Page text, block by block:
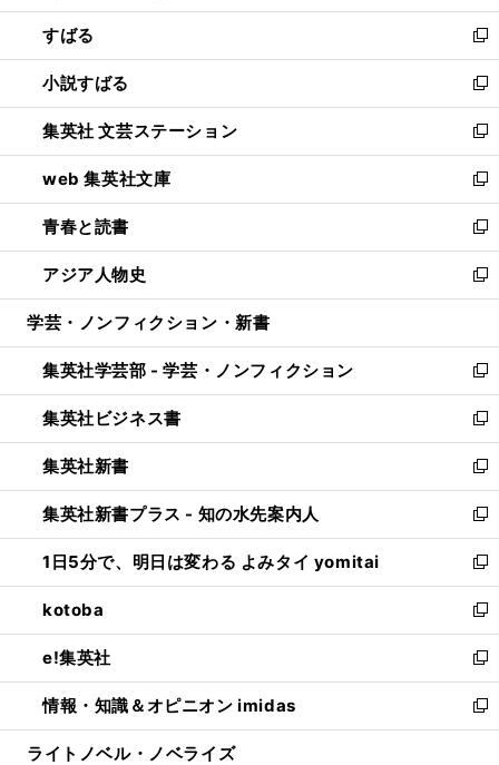
開
く
ウ
で
開
く
ン
ド
ウ
で
開
く
すばる
新
し
い
ウ
ィ
ン
ド
ウ
で
開
く
小説すばる
新
し
い
ウ
ィ
ン
ド
ウ
で
開
集英社 文芸ステーション
新
し
い
ウ
ィ
ン
ド
ウ
開
く
web 集英社文庫
新
し
い
ウ
ィ
ン
ウ
で
開
く
青春と読書
新
し
い
ウ
ン
ド
ウ
で
開
く
アジア人物史
新
し
ウ
ィ
ン
ド
ウ
で
開
く
学芸・ノンフィクション・新書
集英社学芸部 - 学芸・ノンフィクション
新
し
い
ウ
ィ
ン
ド
ウ
で
開
く
集英社ビジネス書
新
し
い
ウ
ィ
ン
ド
ウ
で
開
く
集英社新書
新
し
い
ウ
ィ
ン
ド
ウ
で
開
く
集英社新書プラス - 知の水先案内人
新
し
い
ウ
ィ
ン
ド
ウ
で
開
1日5分で、明日は変わる よみタイ yomitai
新
し
い
ウ
ィ
ン
ド
ウ
kotoba
新
し
い
ウ
ィ
ン
e!集英社
新
し
い
ウ
情報・知識＆オピニオン imidas
新
し
ライトノベル・ノベライズ